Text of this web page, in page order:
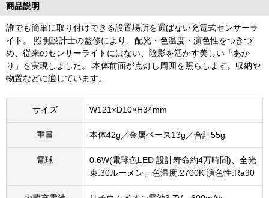
商品説明
誰でも簡単に取り付けできる設置場所を選ばない充電式センサーラ
イト。 照明設計士の監修により、配光・色温度・演色性をつきつ
め、従来のセンサーライトにはない、陰影を活かす美しい「あか
り」を実現しました。 本体前面が点灯し周囲を照らします。収納や
物置などに適しています。
サイズ W121×D10×H34mm
重量 本体42g／金属ベース13g／合計55g
電球
0.6W(電球色LED 設計寿命約4万時間)、全光
束:30ルーメン、色温度:2700K 演色性:Ra90